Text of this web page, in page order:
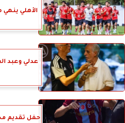
الأهلي ينهي
عدلي وعبد
حفل تقديم